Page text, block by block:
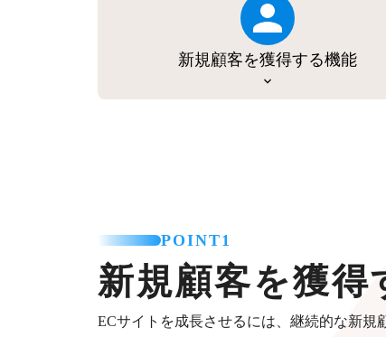
新規顧客を獲得する機能
POINT1
新規顧客を獲得
ECサイトを成長させるには、継続的な新規